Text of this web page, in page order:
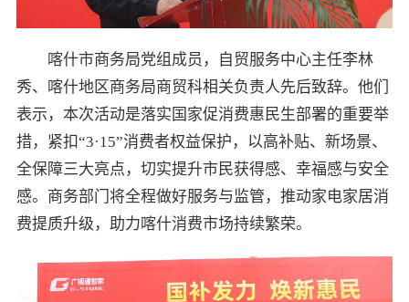
喀什市商务局党组成员，自贸服务中心主任李林
秀、喀什地区商务局商贸科相关负责人先后致辞。他们
表示，本次活动是落实国家促消费惠民生部署的重要举
措，紧扣“3·15”消费者权益保护，以高补贴、新场景、
全保障三大亮点，切实提升市民获得感、幸福感与安全
感。商务部门将全程做好服务与监管，推动家电家居消
费提质升级，助力喀什消费市场持续繁荣。